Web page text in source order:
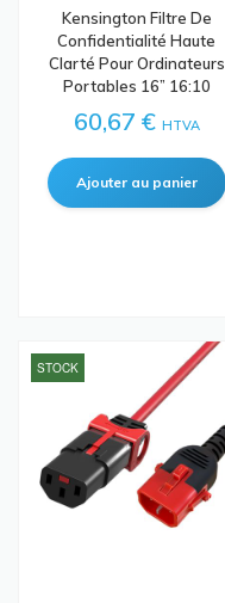
Kensington Filtre De
Confidentialité Haute
Clarté Pour Ordinateurs
Portables 16” 16:10
60,67 € HTVA
STOCK